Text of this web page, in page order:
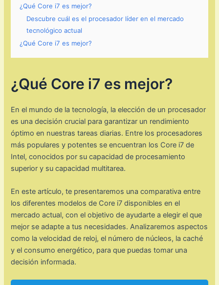
¿Qué Core i7 es mejor?
Descubre cuál es el procesador líder en el mercado
tecnológico actual
¿Qué Core i7 es mejor?
¿Qué Core i7 es mejor?
En el mundo de la tecnología, la elección de un procesador
es una decisión crucial para garantizar un rendimiento
óptimo en nuestras tareas diarias. Entre los procesadores
más populares y potentes se encuentran los Core i7 de
Intel, conocidos por su capacidad de procesamiento
superior y su capacidad multitarea.
En este artículo, te presentaremos una comparativa entre
los diferentes modelos de Core i7 disponibles en el
mercado actual, con el objetivo de ayudarte a elegir el que
mejor se adapte a tus necesidades. Analizaremos aspectos
como la velocidad de reloj, el número de núcleos, la caché
y el consumo energético, para que puedas tomar una
decisión informada.